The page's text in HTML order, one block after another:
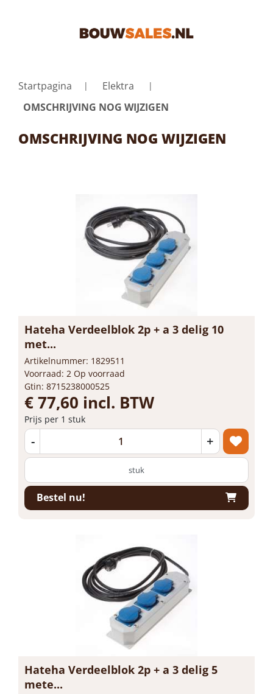
Startpagina
Elektra
OMSCHRIJVING NOG WIJZIGEN
OMSCHRIJVING NOG WIJZIGEN
Hateha Verdeelblok 2p + a 3 delig 10
met...
Artikelnummer: 1829511
Voorraad: 2 Op voorraad
Gtin: 8715238000525
€ 77,60 incl. BTW
Prijs per 1 stuk
- +
stuk
Bestel nu!
Hateha Verdeelblok 2p + a 3 delig 5
mete...